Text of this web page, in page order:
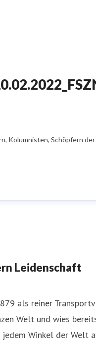
Kolumnisten, Schöpfern
Leidenschaft
als reiner
Welt und wies
jedem Winkel der Welt